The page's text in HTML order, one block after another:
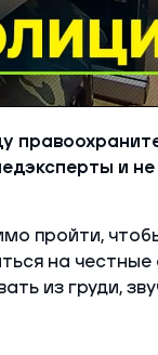
и не
пройти,
на честные
из груди,